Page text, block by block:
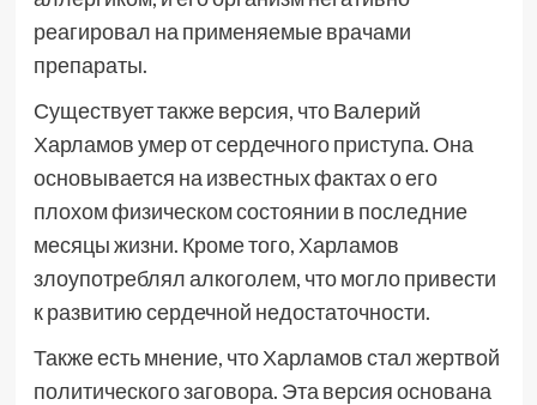
реагировал на применяемые врачами
препараты.
Существует также версия, что Валерий
Харламов умер от сердечного приступа. Она
основывается на известных фактах о его
плохом физическом состоянии в последние
месяцы жизни. Кроме того, Харламов
злоупотреблял алкоголем, что могло привести
к развитию сердечной недостаточности.
Также есть мнение, что Харламов стал жертвой
политического заговора. Эта версия основана